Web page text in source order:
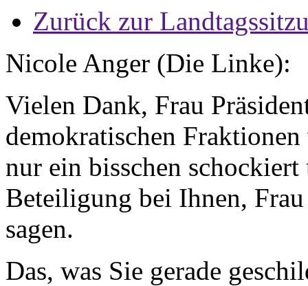
Zurück zur
Nicole Anger (Die Linke):
Vielen Dank, Frau
demokratischen
nur ein bisschen
Beteiligung bei Ihnen,
sagen.
Das, was Sie gerade